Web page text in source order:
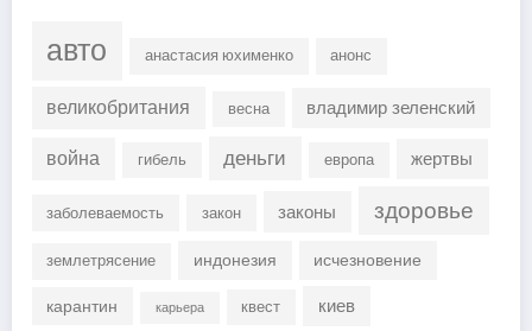
авто анастасия юхименко анонс
великобритания весна владимир зеленский
война гибель деньги европа жертвы
заболеваемость закон законы здоровье
землетрясение индонезия
исчезновение
карантин
карьера квест киев